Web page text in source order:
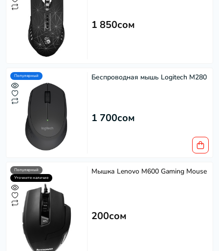
1 850сом
Популярный Беспроводная мышь Logitech M280
1 700сом
Популярный
Уточните наличие
Мышка Lenovo M600 Gaming Mouse
200сом